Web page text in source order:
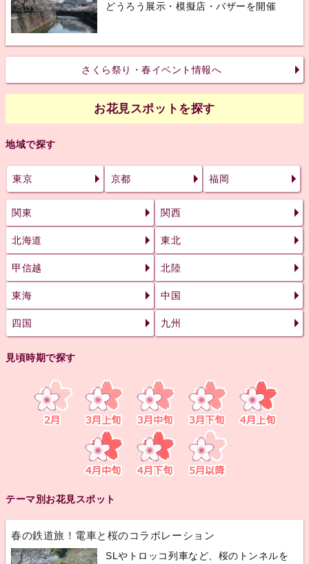
どうろう展示・模擬店・バザーを開催
さくら祭り・春イベント情報へ
お花見スポットを探す
地域で探す
東京 京都 福岡
関東 関西
北海道 東北
甲信越 北陸
東海 中国
四国 九州
見頃時期で探す
テーマ別お花見スポット
春の鉄道旅！電車と桜のコラボレーション
SLやトロッコ列車など、桜のトンネルを